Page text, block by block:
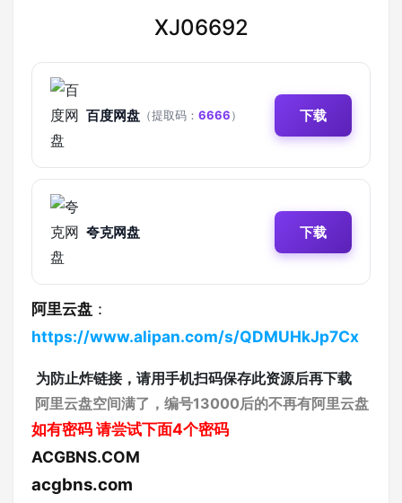
XJ06692
百度网盘 （提取码： 6666） 下载
夸克网盘 下载
阿里云盘 ：
https://www.alipan.com/s/QDMUHkJp7Cx
为防止炸链接，请用手机扫码保存此资源后再下载
阿里云盘空间满了，编号13000后的不再有阿里云盘
如有密码请尝试下面4个密码
ACGBNS.COM
acgbns.com